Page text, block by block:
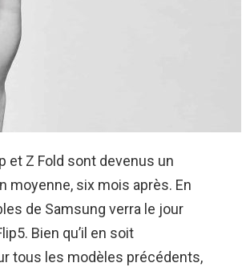
et Z Fold sont devenus un
moyenne, six mois après. En
de Samsung verra le jour
Bien qu’il en soit
tous les modèles précédents,